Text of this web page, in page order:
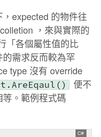
expected 的物件往
，來與實際的
「各個屬性值的比
需求反而較為罕
type 沒有 override
便不
。範例程式碼